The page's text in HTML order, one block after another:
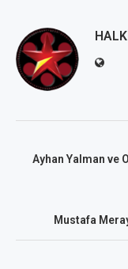
Ayhan Yalman ve
Mustafa